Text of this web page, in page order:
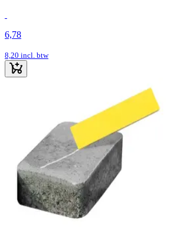
6,78
8,20 incl. btw